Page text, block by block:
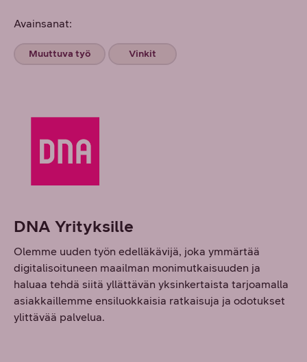
Avainsanat:
Muuttuva työ Vinkit
DNA Yrityksille
Olemme uuden työn edelläkävijä, joka ymmärtää
digitalisoituneen maailman monimutkaisuuden ja
haluaa tehdä siitä yllättävän yksinkertaista tarjoamalla
asiakkaillemme ensiluokkaisia ratkaisuja ja odotukset
ylittävää palvelua.